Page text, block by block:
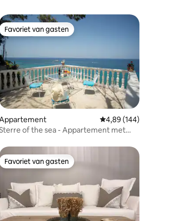
beoordeling van 5 uit 5, 22 recensies
Favoriet van gasten
Favoriet van gasten
Gemiddelde
4,89 (144)
of the sea - Appartement met
Favoriet van gasten
Favoriet van gasten